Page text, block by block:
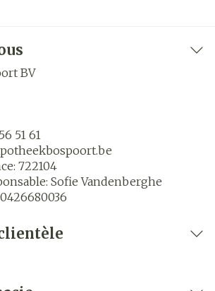
BV
51 61
722104
Sofie Vandenberghe